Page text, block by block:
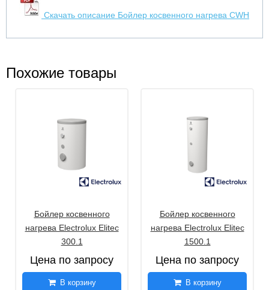
Скачать описание Бойлер косвенного нагрева CWH
Похожие товары
Бойлер косвенного
нагрева Electrolux Elitec
300.1
Цена по запросу
В корзину
Бойлер косвенного
нагрева Electrolux Elitec
1500.1
Цена по запросу
В корзину